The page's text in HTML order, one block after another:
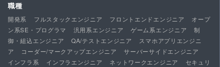
職種
開発系 フルスタックエンジニア フロントエンドエンジニア
オープ
ン系SE・プログラマ
汎用系エンジニア ゲーム系エンジニア
制
御・組込エンジニア
QA/テストエンジニア
スマホアプリエンジニ
ア
コーダー/マークアップエンジニア
サーバーサイドエンジニア
インフラ系
インフラエンジニア ネットワークエンジニア
セキュリ